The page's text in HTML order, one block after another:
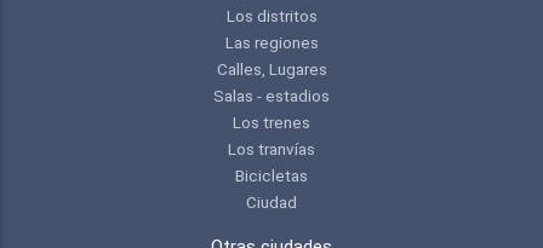
Los distritos
Las regiones
Calles, Lugares
Salas - estadios
Los trenes
Los tranvías
Bicicletas
Ciudad